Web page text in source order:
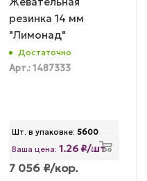
резинка 14 мм
"Лимонад"
Достаточно
Арт.: 1487333
Шт. в упаковке: 5600
Ваша цена: 1.26 ₽/шт
7 056 ₽/кор.